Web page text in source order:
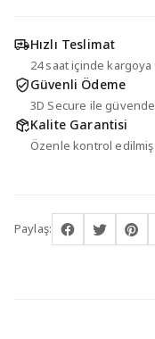
Hızlı Teslimat
24 saat içinde
Güvenli Ödeme
3D Secure ile güvende
Kalite Garantisi
Özenle kontrol
Paylaş: